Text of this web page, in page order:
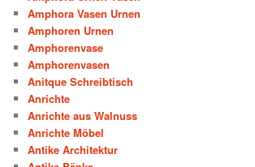
Amphora Vasen Urnen
Amphoren Urnen
Amphorenvase
Amphorenvasen
Anitque Schreibtisch
Anrichte
Anrichte aus Walnuss
Anrichte Möbel
Antike Architektur